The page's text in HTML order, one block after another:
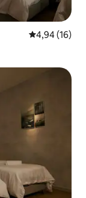
Évaluation
4,94 (16)